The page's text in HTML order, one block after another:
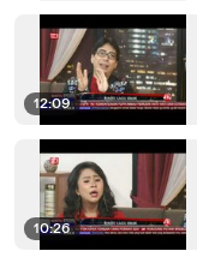
12:09
10:26